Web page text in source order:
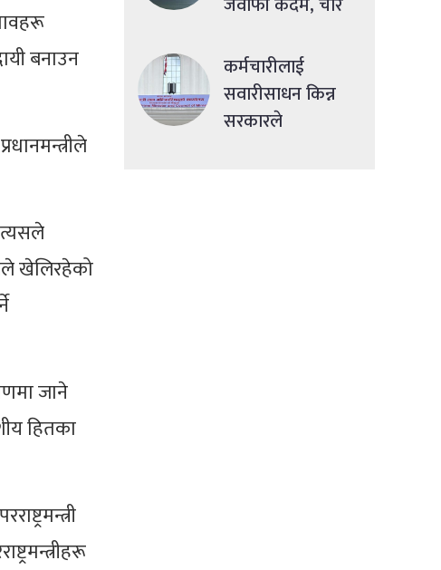
बनाउन
खेलिरहेको
जाने
हितका
कर्मचारीलाई
सवारीसाधन किन्न
सरकारले